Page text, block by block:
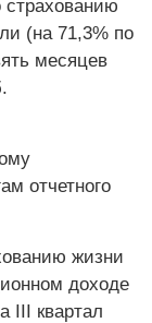
(на 71,3% по
месяцев
отчетного
жизни
доходе
III квартал